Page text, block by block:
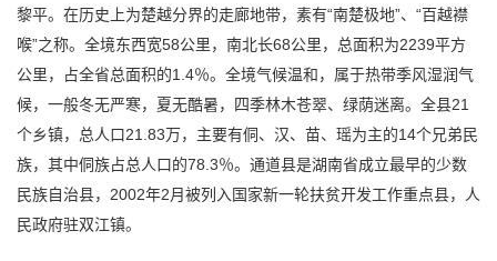
黎平。在历史上为楚越分界的走廊地带，素有“南楚极地”、“百越襟
喉”之称。全境东西宽58公里，南北长68公里，总面积为2239平方
公里，占全省总面积的1.4％。全境气候温和，属于热带季风湿润气
候，一般冬无严寒，夏无酷暑，四季林木苍翠、绿荫迷离。全县21
个乡镇，总人口21.83万，主要有侗、汉、苗、瑶为主的14个兄弟民
族，其中侗族占总人口的78.3％。通道县是湖南省成立最早的少数
民族自治县，2002年2月被列入国家新一轮扶贫开发工作重点县，人
民政府驻双江镇。